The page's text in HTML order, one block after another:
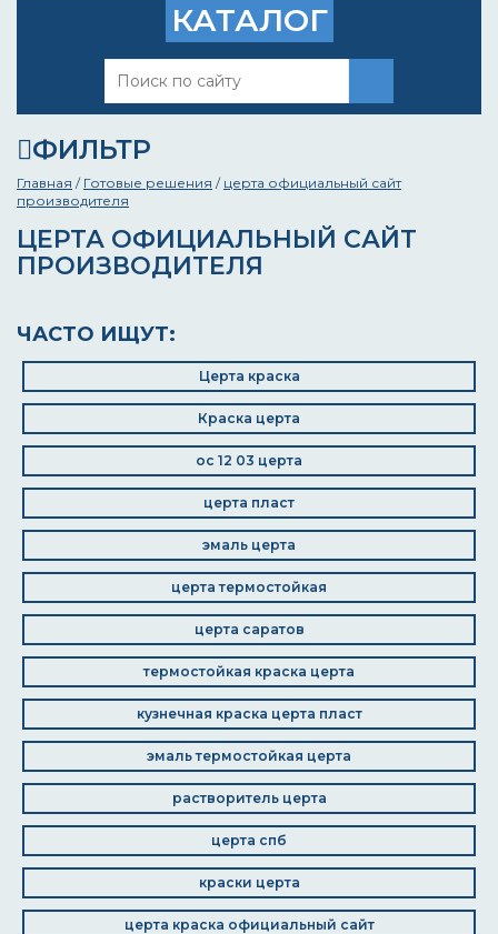
КАТАЛОГ
ФИЛЬТР
Главная / Готовые решения / церта официальный сайт
производителя
ЦЕРТА ОФИЦИАЛЬНЫЙ САЙТ
ПРОИЗВОДИТЕЛЯ
ЧАСТО ИЩУТ:
Церта краска
Краска церта
ос 12 03 церта
церта пласт
эмаль церта
церта термостойкая
церта саратов
термостойкая краска церта
кузнечная краска церта пласт
эмаль термостойкая церта
растворитель церта
церта спб
краски церта
церта краска официальный сайт